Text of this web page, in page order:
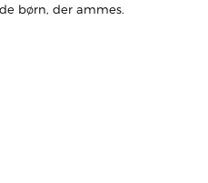
børn, der ammes.